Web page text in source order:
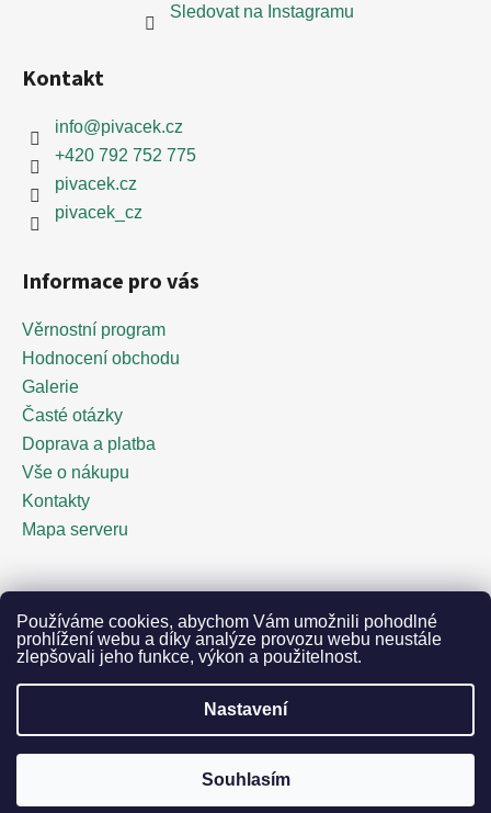
Používáme cookies, abychom Vám umožnili pohodlné
prohlížení webu a díky analýze provozu webu neustále
zlepšovali jeho funkce, výkon a použitelnost.
Nastavení
Souhlasím
Sledovat na Instagramu
Kontakt
info@pivacek.cz
+420 792 752 775
pivacek.cz
pivacek_cz
Informace pro vás
Věrnostní program
Hodnocení obchodu
Galerie
Časté otázky
Doprava a platba
Vše o nákupu
Kontakty
Mapa serveru
Facebook
Vytvořil Shoptet
Copyright 2026Piváček.cz | výroba originálních
. Všechna práva vyhrazena.